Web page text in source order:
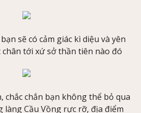
sẽ có cảm giác kì diệu và yên
tới xứ sở thần tiên nào đó
chắc chắn bạn không thể bỏ qua
làng Cầu Vồng rực rỡ, địa điểm